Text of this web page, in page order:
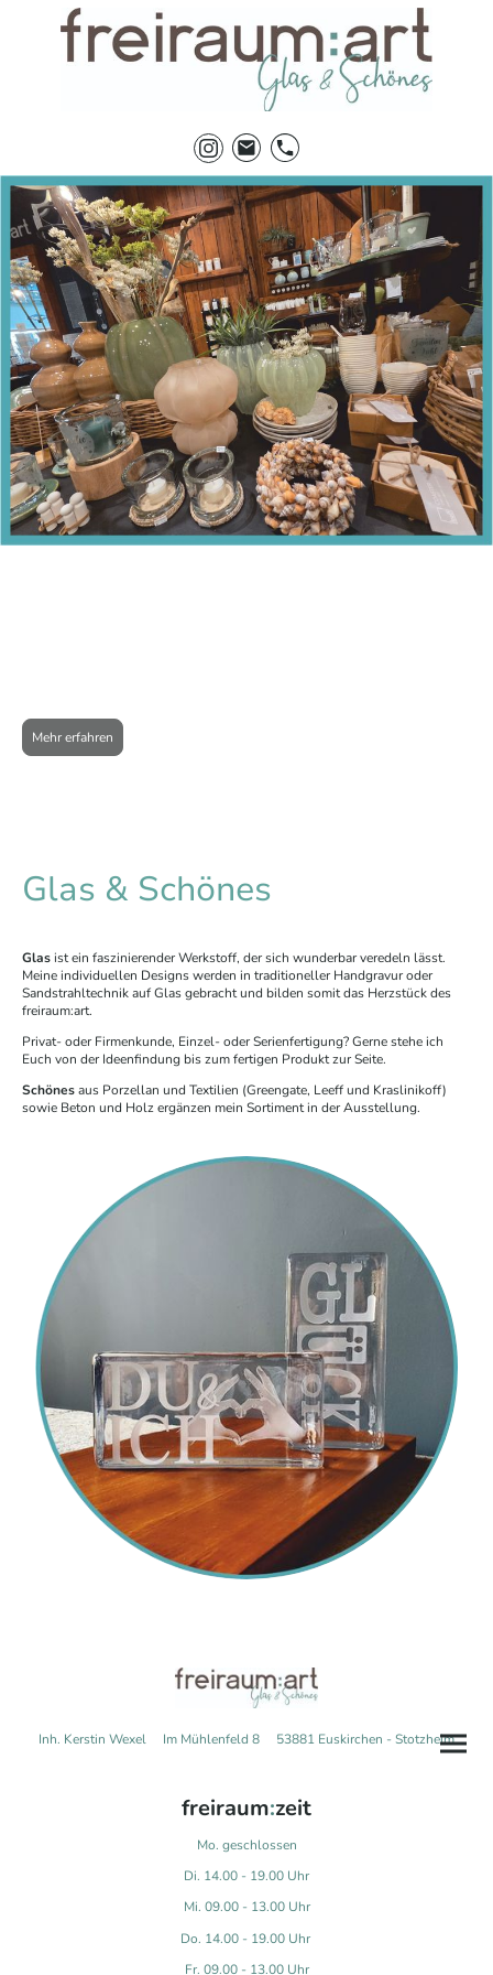
Mehr erfahren
Glas & Schönes
Glasist ein faszinierender Werkstoff, der sich wunderbar veredeln lässt.
Meine individuellen Designs werden in traditioneller Handgravur oder
Sandstrahltechnik auf Glas gebracht und bilden somit das Herzstück des
freiraum:art.
Privat- oder Firmenkunde, Einzel- oder Serienfertigung? Gerne stehe ich
Euch von der Ideenfindung bis zum fertigen Produkt zur Seite.
Schönesaus Porzellan und Textilien (Greengate, Leeff und Kraslinikoff)
sowie Beton und Holz ergänzen mein Sortiment in der Ausstellung.
Inh. Kerstin Wexel Im Mühlenfeld 8 53881 Euskirchen - Stotzheim
freiraum:zeit
Mo. geschlossen
Di. 14.00 - 19.00 Uhr
Mi. 09.00 - 13.00 Uhr
Do. 14.00 - 19.00 Uhr
Fr. 09.00 - 13.00 Uhr